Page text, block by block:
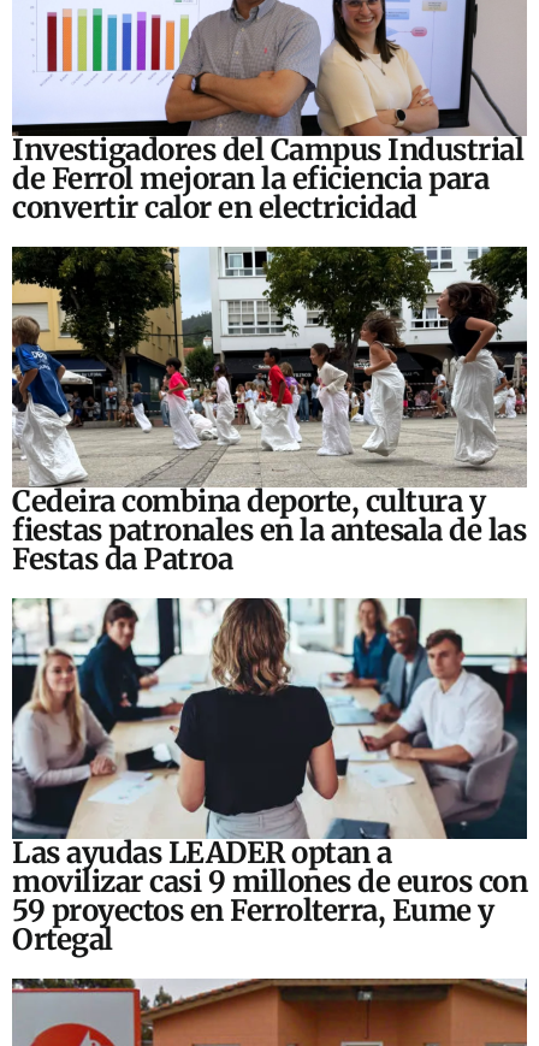
Investigadores del Campus Industrial
de Ferrol mejoran la eficiencia para
convertir calor en electricidad
Cedeira combina deporte, cultura y
fiestas patronales en la antesala de las
Festas da Patroa
Las ayudas LEADER optan a
movilizar casi 9 millones de euros con
59 proyectos en Ferrolterra, Eume y
Ortegal